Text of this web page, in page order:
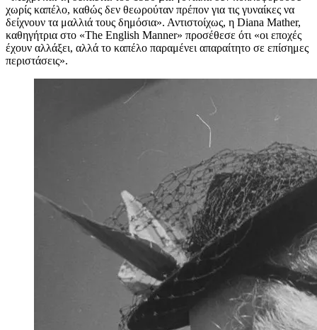
χωρίς καπέλο, καθώς δεν θεωρούταν πρέπον για τις γυναίκες να
δείχνουν τα μαλλιά τους δημόσια». Αντιστοίχως, η Diana Mather,
καθηγήτρια στο «The English Manner» προσέθεσε ότι «οι εποχές
έχουν αλλάξει, αλλά το καπέλο παραμένει απαραίτητο σε επίσημες
περιστάσεις».